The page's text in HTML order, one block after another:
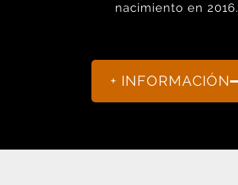
nacimiento en 2016.
+ INFORMACIÓN